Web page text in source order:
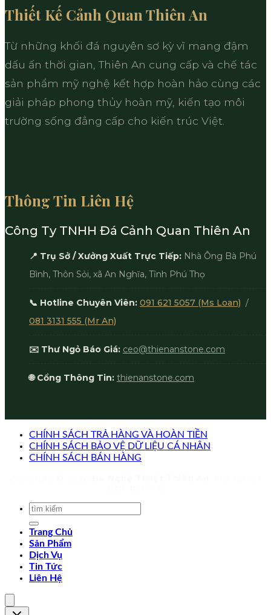
Thiết Kế Cảnh Quan Thiên An
Từ những khối đá nguyên sơ kỳ vĩ mang đậm
dấu ấn thời gian, Thiên An cung cấp và chế tác
sản phẩm mỹ nghệ kết hợp hoàn hảo cùng các
giải pháp phong thủy hoàn mỹ, kiến tạo môi
trường sống đẳng cấp cho kiến trúc Việt.
Thông Tin Liên Hệ
Công Ty TNHH Đá Cảnh Quan Thiên An
📍 Trụ Sở / Xưởng Xuất Trực Tiếp: Nhà Ông Bà Phú
Bình, Thôn Sỏi, xã An Nghĩa, Tỉnh Phú Thọ
📞 Hotline Chuyên Viên: 091 621 5057 (Ms Loan) /
081 3131 555 (Mr An)
✉️ Thư Ngỏ Báo Giá: ceo@thienanstone.com
🌐 Cổng Thông Tin: thienanstone.com
CHÍNH SÁCH TRẢ HÀNG VÀ HOÀN TIỀN
CHÍNH SÁCH BẢO VỆ DỮ LIỆU CÁ NHÂN
CHÍNH SÁCH BÁN HÀNG
Trang Chủ
Sản Phẩm
Dịch Vụ
Tin Tức
Liên Hệ